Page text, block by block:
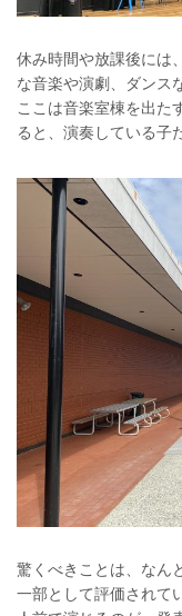
休み時間や放課後には
な音楽や演劇、ダンス
ここは音楽室棟を出た
ると、演奏している子
驚くべきことは、なん
一部として評価されて